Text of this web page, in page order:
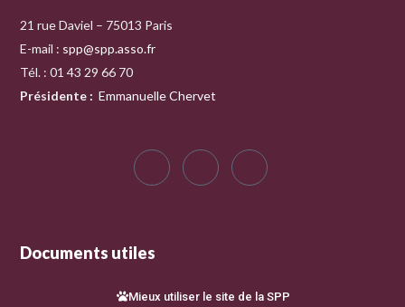
21 rue Daviel – 75013 Paris
E-mail : spp@spp.asso.fr
Tél. : 01 43 29 66 70
Présidente : Emmanuelle Chervet
Documents utiles
Mieux utiliser le site de la SPP